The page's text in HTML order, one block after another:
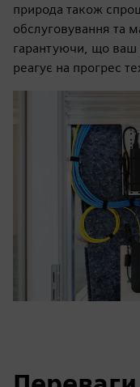
природа також
обслуговування та
гарантуючи, що ваш
реагує на прогрес